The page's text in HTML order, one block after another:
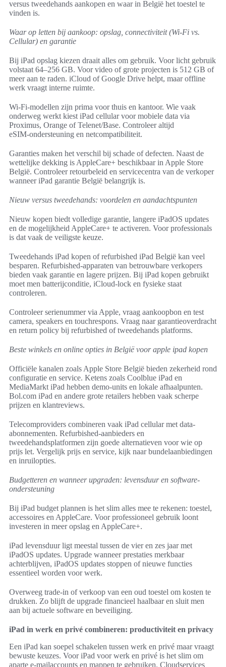
versus tweedehands aankopen en waar in België het toestel te
vinden is.
Waar op letten bij aankoop: opslag, connectiviteit (Wi‑Fi vs.
Cellular) en garantie
Bij iPad opslag kiezen draait alles om gebruik. Voor licht gebruik
volstaat 64–256 GB. Voor video of grote projecten is 512 GB of
meer aan te raden. iCloud of Google Drive helpt, maar offline
werk vraagt interne ruimte.
Wi‑Fi‑modellen zijn prima voor thuis en kantoor. Wie vaak
onderweg werkt kiest iPad cellular voor mobiele data via
Proximus, Orange of Telenet/Base. Controleer altijd
eSIM‑ondersteuning en netcompatibiliteit.
Garanties maken het verschil bij schade of defecten. Naast de
wettelijke dekking is AppleCare+ beschikbaar in Apple Store
België. Controleer retourbeleid en servicecentra van de verkoper
wanneer iPad garantie België belangrijk is.
Nieuw versus tweedehands: voordelen en aandachtspunten
Nieuw kopen biedt volledige garantie, langere iPadOS updates
en de mogelijkheid AppleCare+ te activeren. Voor professionals
is dat vaak de veiligste keuze.
Tweedehands iPad kopen of refurbished iPad België kan veel
besparen. Refurbished-apparaten van betrouwbare verkopers
bieden vaak garantie en lagere prijzen. Bij iPad kopen gebruikt
moet men batterijconditie, iCloud‑lock en fysieke staat
controleren.
Controleer serienummer via Apple, vraag aankoopbon en test
camera, speakers en touchrespons. Vraag naar garantieoverdracht
en return policy bij refurbished of tweedehands platforms.
Beste winkels en online opties in België voor apple ipad kopen
Officiële kanalen zoals Apple Store België bieden zekerheid rond
configuratie en service. Ketens zoals Coolblue iPad en
MediaMarkt iPad hebben demo‑units en lokale afhaalpunten.
Bol.com iPad en andere grote retailers hebben vaak scherpe
prijzen en klantreviews.
Telecomproviders combineren vaak iPad cellular met data-
abonnementen. Refurbished-aanbieders en
tweedehandsplatformen zijn goede alternatieven voor wie op
prijs let. Vergelijk prijs en service, kijk naar bundelaanbiedingen
en inruilopties.
Budgetteren en wanneer upgraden: levensduur en software-
ondersteuning
Bij iPad budget plannen is het slim alles mee te rekenen: toestel,
accessoires en AppleCare. Voor professioneel gebruik loont
investeren in meer opslag en AppleCare+.
iPad levensduur ligt meestal tussen de vier en zes jaar met
iPadOS updates. Upgrade wanneer prestaties merkbaar
achterblijven, iPadOS updates stoppen of nieuwe functies
essentieel worden voor werk.
Overweeg trade‑in of verkoop van een oud toestel om kosten te
drukken. Zo blijft de upgrade financieel haalbaar en sluit men
aan bij actuele software en beveiliging.
iPad in werk en privé combineren: productiviteit en privacy
Een iPad kan soepel schakelen tussen werk en privé maar vraagt
bewuste keuzes. Voor iPad voor werk en privé is het slim om
aparte e-mailaccounts en mappen te gebruiken. Cloudservices